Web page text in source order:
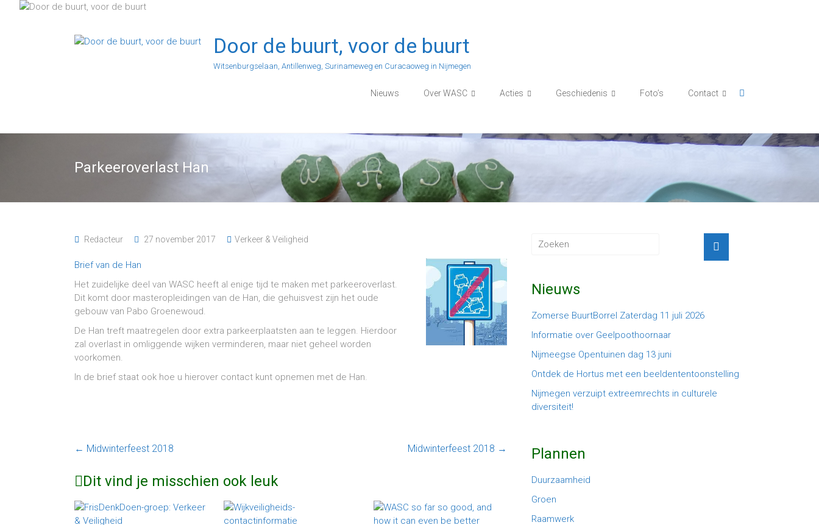
Door de buurt, voor de buurt
Witsenburgselaan, Antillenweg, Surinameweg en Curacaoweg in Nijmegen
Nieuws Over WASC Acties Geschiedenis Foto’s Contact
Parkeeroverlast Han
Redacteur 27 november 2017 Verkeer & Veiligheid
Brief van de Han
Het zuidelijke deel van WASC heeft al enige tijd te maken met parkeeroverlast.
Dit komt door masteropleidingen van de Han, die gehuisvest zijn het oude
gebouw van Pabo Groenewoud.
De Han treft maatregelen door extra parkeerplaatsten aan te leggen. Hierdoor
zal overlast in omliggende wijken verminderen, maar niet geheel worden
voorkomen.
In de brief staat ook hoe u hierover contact kunt opnemen met de Han.
← Midwinterfeest 2018 Midwinterfeest 2018 →
Dit vind je misschien ook leuk
Nieuws
Zomerse BuurtBorrel Zaterdag 11 juli 2026
Informatie over Geelpoothoornaar
Nijmeegse Opentuinen dag 13 juni
Ontdek de Hortus met een beeldententoonstelling
Nijmegen verzuipt extreemrechts in culturele
diversiteit!
Plannen
Duurzaamheid
Groen
Raamwerk